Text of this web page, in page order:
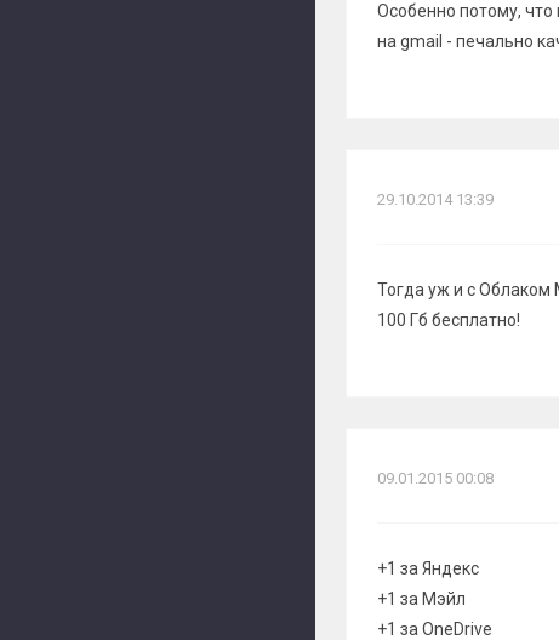
Особенно потому,
на gmail - печально
29.10.2014 13:39
Тогда уж и с Облаком
100 Гб бесплатно!
09.01.2015 00:08
+1 за Яндекс
+1 за Мэйл
+1 за OneDrive